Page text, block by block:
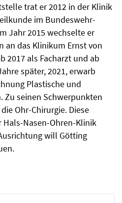
trat er 2012 in der Klinik
im Bundeswehr­
Jahr 2015 wechselte er
an das Klinikum Ernst von
2017 als Facharzt und ab
später, 2021, erwarb
Plastische und
Zu seinen Schwerpunkten
Ohr-Chirurgie. Diese
Nasen-Ohren-Klinik
will Götting